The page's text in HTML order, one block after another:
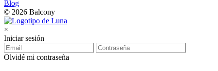
Blog
© 2026 Balcony
×
Iniciar sesión
Olvidé mi contraseña